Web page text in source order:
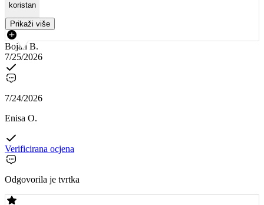
koristan
Prikaži više
Bojan B.
7/25/2026
7/24/2026
Enisa O.
Verificirana ocjena
Odgovorila je tvrtka